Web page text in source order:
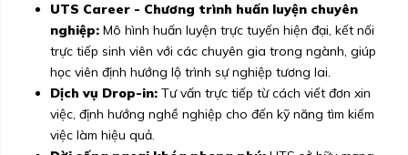
UTS Career - Chương trình huấn luyện chuyên
nghiệp: Mô hình huấn luyện trực tuyến hiện đại, kết nối
trực tiếp sinh viên với các chuyên gia trong ngành, giúp
học viên định hướng lộ trình sự nghiệp tương lai.
Dịch vụ Drop-in: Tư vấn trực tiếp từ cách viết đơn xin
việc, định hướng nghề nghiệp cho đến kỹ năng tìm kiếm
việc làm hiệu quả.